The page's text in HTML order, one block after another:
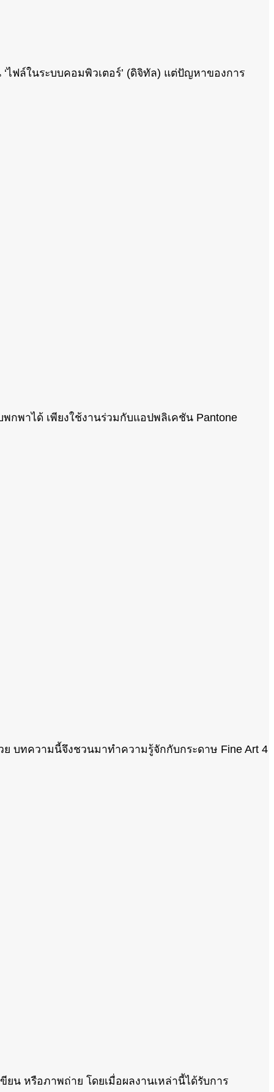
ไฟล์ในระบบคอมพิวเตอร์’ (ดิจิทัล) แต่ปัญหาของการ
กพาได้ เพียงใช้งานร่วมกับแอปพลิเคชัน Pantone
บทความนี้จึงชวนมาทำความรู้จักกับกระดาษ Fine Art 4
ยน หรือภาพถ่าย โดยเมื่อผลงานเหล่านี้ได้รับการ